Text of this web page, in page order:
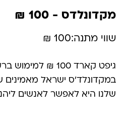
מקדונלדס - 100 ₪
שווי מתנה:100 ₪
במקדונלד'ס ישראל
שלנו היא לאפשר לאנשים